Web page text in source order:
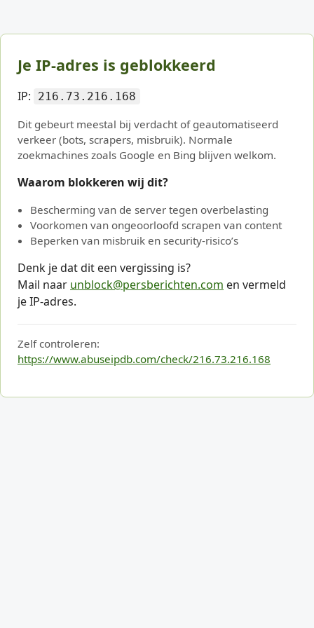
Je IP-adres is geblokkeerd
IP: 216.73.216.168
Dit gebeurt meestal bij verdacht of geautomatiseerd
verkeer (bots, scrapers, misbruik). Normale
zoekmachines zoals Google en Bing blijven welkom.
Waarom blokkeren wij dit?
Bescherming van de server tegen overbelasting
Voorkomen van ongeoorloofd scrapen van content
Beperken van misbruik en security-risico’s
Denk je dat dit een vergissing is?
Mail naar unblock@persberichten.com en vermeld
je IP-adres.
Zelf controleren:
https://www.abuseipdb.com/check/216.73.216.168